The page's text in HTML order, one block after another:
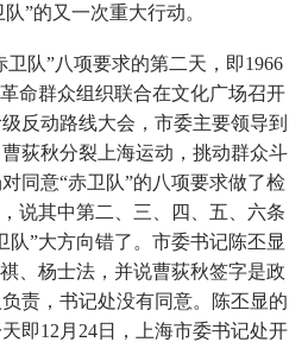
”的又一次重大行动。
队”八项要求的第二天，即1966
命群众组织联合在文化广场召开
反动路线大会，市委主要领导到
荻秋分裂上海运动，挑动群众斗
同意“赤卫队”的八项要求做了检
说其中第二、三、四、五、六条
队”大方向错了。市委书记陈丕显
、杨士法，并说曹荻秋签字是政
责，书记处没有同意。陈丕显的
即12月24日，上海市委书记处开